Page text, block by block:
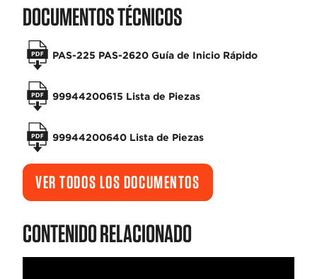
DOCUMENTOS TÉCNICOS
PAS-225 PAS-2620 Guía de Inicio Rápido
99944200615 Lista de Piezas
99944200640 Lista de Piezas
VER TODOS LOS DOCUMENTOS
CONTENIDO RELACIONADO